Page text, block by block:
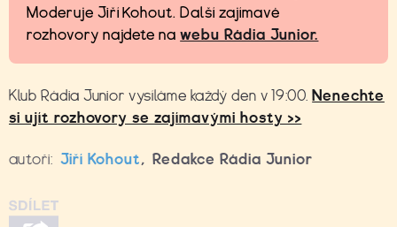
Moderuje Jiří Kohout. Další zajímavé
rozhovory najdete nawebu Rádia Junior.
Klub Rádia Junior vysíláme každý den v 19:00.Nenechte
si ujít rozhovory se zajímavými hosty >>
autoři: Jiří Kohout, Redakce Rádia Junior